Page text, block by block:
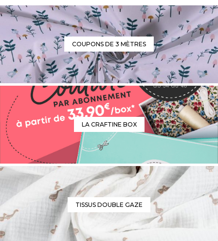
COUPONS DE 3 MÈTRES
LA CRAFTINE BOX
TISSUS DOUBLE GAZE